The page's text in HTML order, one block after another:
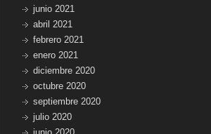
junio 2021
abril 2021
febrero 2021
enero 2021
diciembre 2020
octubre 2020
septiembre 2020
julio 2020